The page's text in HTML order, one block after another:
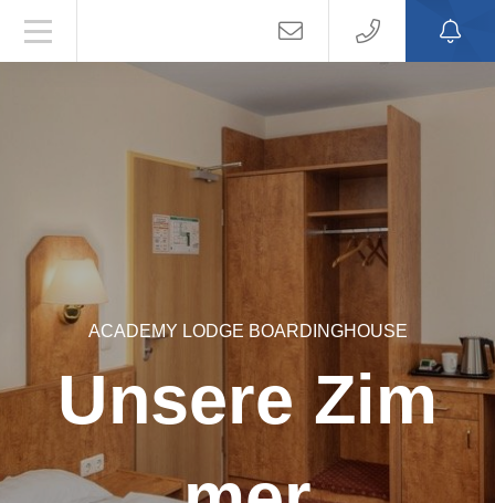
ACADEMY LODGE BOARDINGHOUSE
Unsere Zim